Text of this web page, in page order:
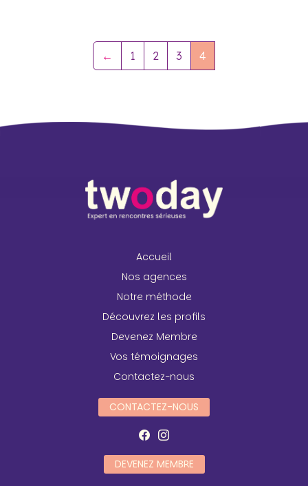
← 1 2 3 4
Accueil
Nos agences
Notre méthode
Découvrez les profils
Devenez Membre
Vos témoignages
Contactez-nous
CONTACTEZ-NOUS
DEVENEZ MEMBRE